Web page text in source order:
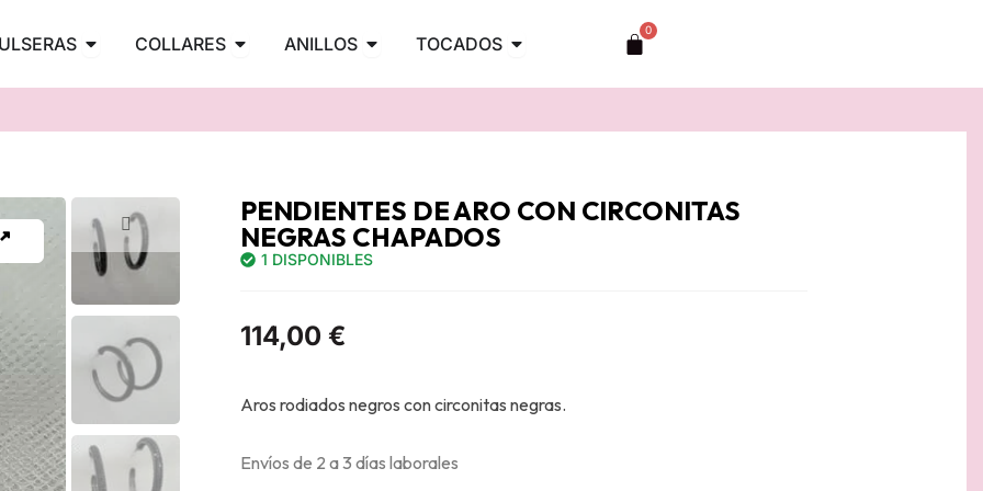
Abrir PULSERAS
COLLARES Abrir COLLARES
ANILLOS Abrir ANILLOS
TOCADOS Abrir TOCADOS 0
Carrito
PENDIENTES DE ARO CON CIRCONITAS
NEGRAS CHAPADOS
1 DISPONIBLES
114,00 €
Aros rodiados negros con circonitas negras.
Envíos de 2 a 3 días laborales